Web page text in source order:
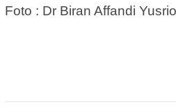
Foto : Dr Biran Affandi